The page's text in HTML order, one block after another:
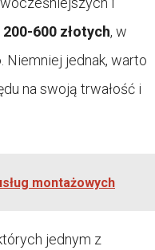
200-600 złotych, w
Niemniej jednak, warto
na swoją trwałość i
montażowych
jednym z